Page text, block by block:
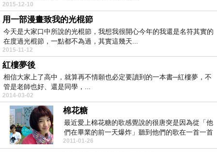
2015-12-10
用一部漫畫致我的光棍節
今天是大家口中所說的光棍節，我想我很開心今年的我還是名符其實的
在度過光棍節，一點都不為過，其實這幾天...
2015-11-12
紅樓夢後
相信大家上了高中，就算再不情願也必定要讀到的一本書─紅樓夢，不
管是老師也好、還是同學，...
2014-03-02
棉花糖
最近愛上棉花糖的歌感覺說的很唐突是因為從「他
們在畢業的前一天爆炸」聽到他們的歌在一首一首
去找到好多好...
2011-01-26